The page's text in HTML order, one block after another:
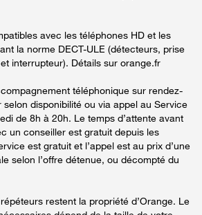
avec les téléphones HD et les
la norme DECT-ULE (détecteurs, prise
interrupteur). Détails sur orange.fr
téléphonique sur rendez-
disponibilité ou via appel au Service
de 8h à 20h. Le temps d’attente avant
un conseiller est gratuit depuis les
est gratuit et l’appel est au prix d’une
selon l’offre détenue, ou décompté du
restent la propriété d’Orange. Le